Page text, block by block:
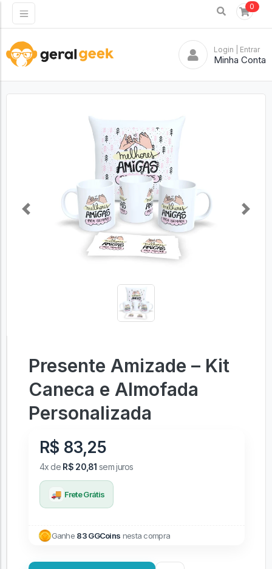
0
Login | Entrar
Minha Conta
Previous Next
Presente Amizade – Kit
Caneca e Almofada
Personalizada
R$ 83,25
4x de R$ 20,81 sem juros
🚚 Frete Grátis
Ganhe 83 GGCoins nesta compra